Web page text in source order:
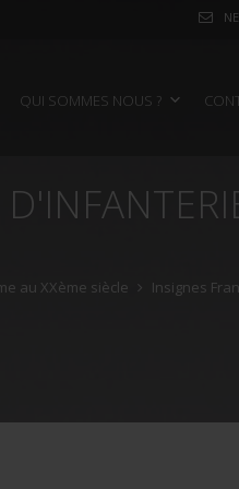
QUI SOMMES NOUS ?
au XXème siècle Insignes